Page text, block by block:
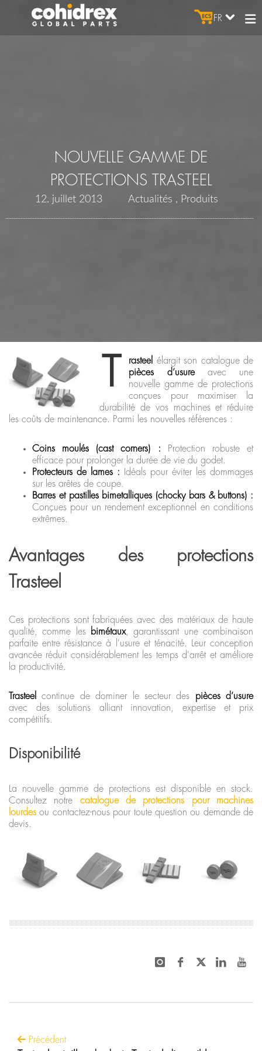
FR
NOUVELLE GAMME DE
PROTECTIONS TRASTEEL
12. juillet 2013 Actualités Produits
rasteel élargit son catalogue de
pièces d’usureavec une
nouvelle gamme de protections
conçues pour maximiser la
durabilité de vos machines et réduire
les coûts de maintenance. Parmi les nouvelles références :
Coins moulés (cast corners) : Protection robuste et
efficace pour prolonger la durée de vie du godet.
Protecteurs de lames : Idéals pour éviter les dommages
sur les arêtes de coupe.
Barres et pastilles bimetalliques (chocky bars & buttons) :
Conçues pour un rendement exceptionnel en conditions
extrêmes.
Avantages des protections
Trasteel
Ces protections sont fabriquées avec des matériaux de haute
qualité, comme les
bimétaux, garantissant une combinaison
parfaite entre résistance à l'usure et ténacité. Leur conception
avancée réduit considérablement les temps d'arrêt et améliore
la productivité.
Trasteel continue de dominer le secteur des pièces d’usure
avec des solutions alliant innovation, expertise et prix
compétitifs.
Disponibilité
La nouvelle gamme de protections est disponible en stock.
Consultez notre catalogue de protections pour machines
lourdes ou contactez-nous pour toute question ou demande de
devis.
Précédent